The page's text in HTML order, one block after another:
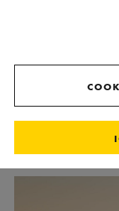
versteckte